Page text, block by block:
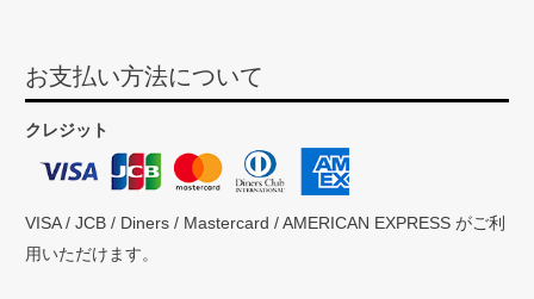
お支払い方法について
クレジット
VISA / JCB / Diners / Mastercard / AMERICAN EXPRESS がご利
用いただけます。